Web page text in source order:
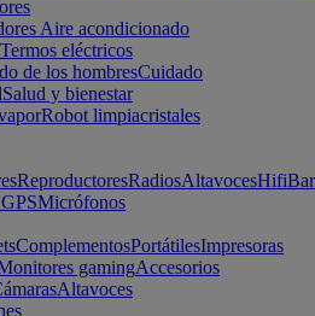
Aire acondicionado
Termos eléctricos
de los hombresCuidado
Salud y bienestar
Robot limpiacristales
ReproductoresRadiosAltavocesHifi
Micrófonos
ComplementosPortátilesImpresoras
gamingAccesorios
Altavoces